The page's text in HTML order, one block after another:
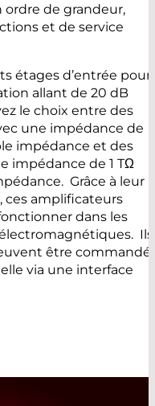
ordre de grandeur,
et de service
étages d’entrée pour
allant de 20 dB
le choix entre des
une impédance de
impédance et des
impédance de 1 TΩ
Grâce à leur
amplificateurs
dans les
Ils
être
via une interface